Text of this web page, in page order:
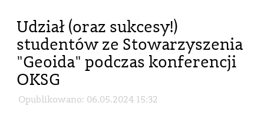
Udział (oraz sukcesy!)
studentów ze Stowarzyszenia
"Geoida" podczas konferencji
OKSG
Opublikowano: 06.05.2024 15:32